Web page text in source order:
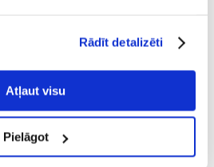
Rādīt detalizēti
Atļaut visu
Pielāgot